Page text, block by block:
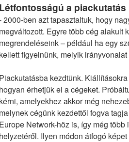
Létfontosságú a piackutatás
2000-ben azt tapasztaltuk, hogy
megváltozott. Egyre több cég alakult
megrendeléseink – például ha egy
kellett figyelnünk, melyik
Piackutatásba kezdtünk.
hogyan érhetjük el a cégeket.
kérni, amelyekhez akkor még
melynek cégünk kezdettől fogva
Europe Network-höz is, így még
helyzetéről. Ilyen módon átfogó